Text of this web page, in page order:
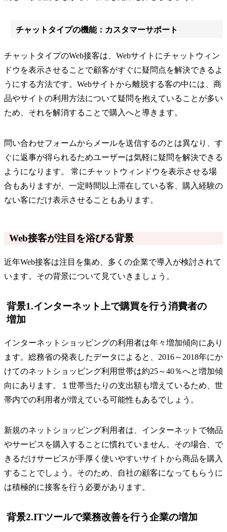
チャットタイプの機能：カスタマーサポート
チャットタイプのWeb接客は、Webサイトにチャットウィン
ドウを表示させることで顧客がすぐに疑問点を解決できるよ
うにする方法です。Webサイトから離脱する客の中には、商
品やサイトの利用方法について疑問を抱えていることが多い
ため、それを解消することで購入へと導きます。
問い合わせフォームからメールを送信するのとは異なり、す
ぐに返事が得られるためユーザーは気軽に疑問を解決できる
ようになります。 常にチャットウィンドウを表示させる場
合もありますが、一定時間以上滞在している客、購入経験の
ない客にだけ表示させることもあります。
Web接客が注目を浴びる背景
近年Web接客は注目を集め、多くの企業で導入が検討されて
います。その背景について見ていきましょう。
背景1.インターネット上で購買を行う消費者の
増加
インターネットショッピングの利用者は年々増加傾向にあり
ます。総務省の発表したデータによると、2016～2018年にか
けてのネットショッピング利用世帯は約25～40％へと増加傾
向にあります。１世帯当たりの支出額も増えているため、世
帯内での利用者が増えている可能性もあるでしょう。
新規のネットショッピング利用者は、インターネットで物品
やサービスを購入することに慣れていません。その場合、で
きるだけサービスが手厚く使いやすいサイトから商品を購入
することでしょう。そのため、自社の顧客になってもらうに
は積極的に接客を行う必要があります。
背景2.ITツールで業務改善を行う企業の増加